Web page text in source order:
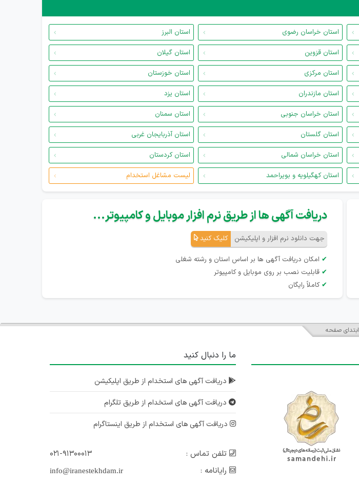
استان خراسان رضوی
استان البرز
استان قزوین
استان گیلان
استان مرکزی
استان خوزستان
استان مازندران
استان یزد
استان خراسان جنوبی
استان سمنان
استان گلستان
استان آذربایجان غربی
استان خراسان شمالی
استان کردستان
استان کهگیلویه و بویراحمد لیست مشاغل استخدام
دریافت آگهی ها از طریق نرم افزار موبایل و کامپیوتر...
جهت دانلود نرم افزار و اپلیکیشن کلیک کنید
✔ امکان دریافت آگهی ها بر اساس استان و رشته شغلی
✔ قابلیت نصب بر روی موبایل و کامپیوتر
✔ کاملاً رایگان
ابتدای صفحه
ما را دنبال کنید
دریافت آگهی های استخدام از طریق اپلیکیشن
دریافت آگهی های استخدام از طریق تلگرام
دریافت آگهی های استخدام از طریق اینستاگرام
تلفن تماس :
۰۲۱-۹۱۳۰۰۰۱۳
رایانامه :
info@iranestekhdam.ir